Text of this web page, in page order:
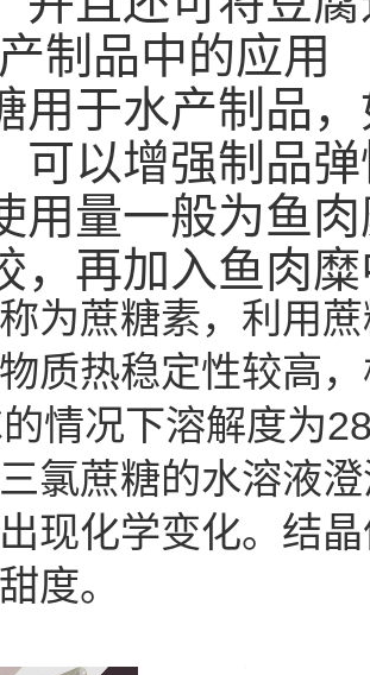
制品中的应用
用于水产制品
可以增强制品
用量一般为鱼
，再加入鱼肉
为蔗糖素，利用
质热稳定性较高
情况下溶解度为
氯蔗糖的水溶液
出现化学变化。结
度。